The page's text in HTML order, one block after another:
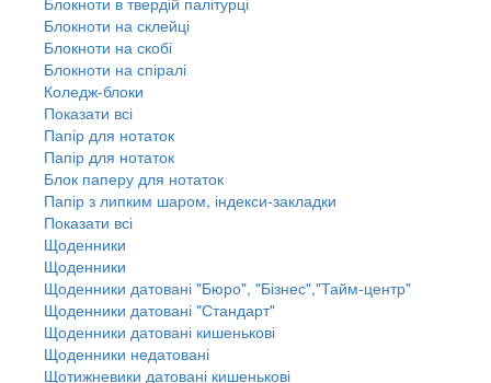
Блокноти на склейці
Блокноти на скобі
Блокноти на спіралі
Коледж-блоки
Показати всі
Папір для нотаток
Папір для нотаток
Блок паперу для нотаток
Папір з липким шаром, індекси-закладки
Показати всі
Щоденники
Щоденники
Щоденники датовані "Бюро", "Бізнес","Тайм-центр"
Щоденники датовані "Стандарт"
Щоденники датовані кишенькові
Щоденники недатовані
Щотижневики датовані кишенькові